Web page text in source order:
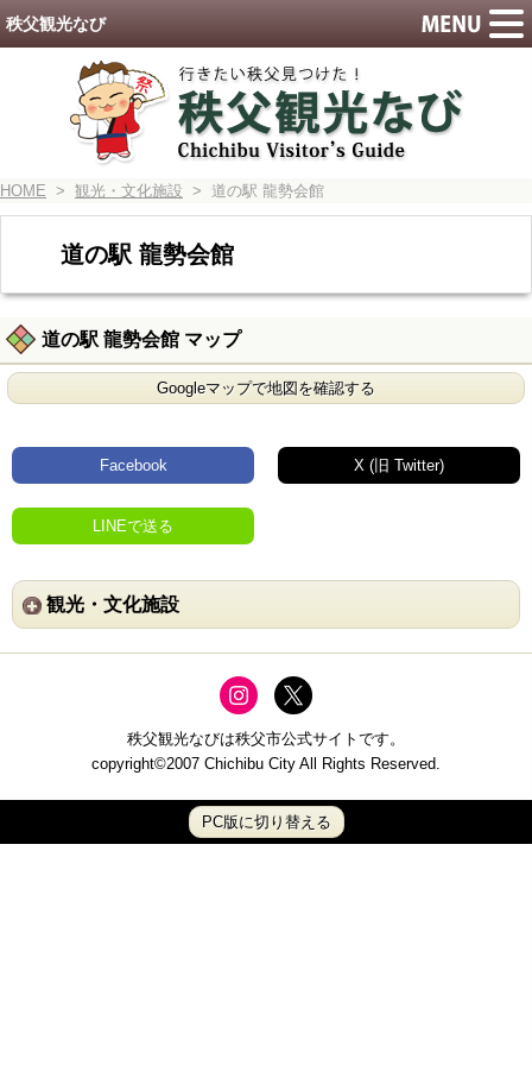
HOME > 観光・文化施設 > 道の駅 龍勢会館
道の駅 龍勢会館
道の駅 龍勢会館 マップ
Googleマップで地図を確認する
Facebook X (旧 Twitter)
LINEで送る
観光・文化施設
秩父観光なびは秩父市公式サイトです。
copyright©2007 Chichibu City All Rights Reserved.
秩父観光なび
PC版に切り替える